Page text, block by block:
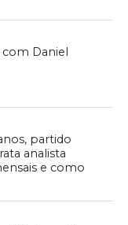
Daniel
partido
analista
e como